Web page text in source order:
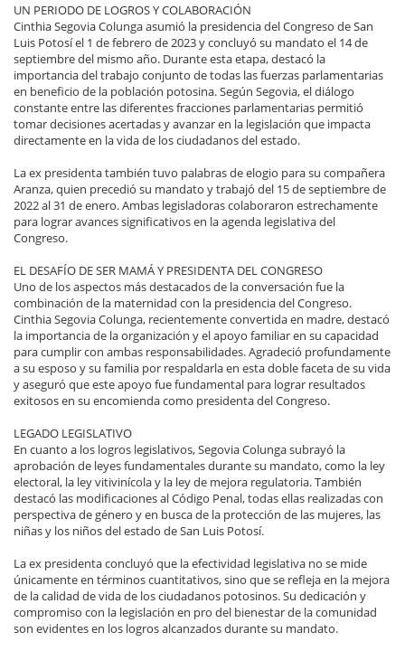
UN PERIODO DE LOGROS Y COLABORACIÓN
Cinthia Segovia Colunga asumió la presidencia del Congreso de San
Luis Potosí el 1 de febrero de 2023 y concluyó su mandato el 14 de
septiembre del mismo año. Durante esta etapa, destacó la
importancia del trabajo conjunto de todas las fuerzas parlamentarias
en beneficio de la población potosina. Según Segovia, el diálogo
constante entre las diferentes fracciones parlamentarias permitió
tomar decisiones acertadas y avanzar en la legislación que impacta
directamente en la vida de los ciudadanos del estado.
La ex presidenta también tuvo palabras de elogio para su compañera
Aranza, quien precedió su mandato y trabajó del 15 de septiembre de
2022 al 31 de enero. Ambas legisladoras colaboraron estrechamente
para lograr avances significativos en la agenda legislativa del
Congreso.
EL DESAFÍO DE SER MAMÁ Y PRESIDENTA DEL CONGRESO
Uno de los aspectos más destacados de la conversación fue la
combinación de la maternidad con la presidencia del Congreso.
Cinthia Segovia Colunga, recientemente convertida en madre, destacó
la importancia de la organización y el apoyo familiar en su capacidad
para cumplir con ambas responsabilidades. Agradeció profundamente
a su esposo y su familia por respaldarla en esta doble faceta de su vida
y aseguró que este apoyo fue fundamental para lograr resultados
exitosos en su encomienda como presidenta del Congreso.
LEGADO LEGISLATIVO
En cuanto a los logros legislativos, Segovia Colunga subrayó la
aprobación de leyes fundamentales durante su mandato, como la ley
electoral, la ley vitivinícola y la ley de mejora regulatoria. También
destacó las modificaciones al Código Penal, todas ellas realizadas con
perspectiva de género y en busca de la protección de las mujeres, las
niñas y los niños del estado de San Luis Potosí.
La ex presidenta concluyó que la efectividad legislativa no se mide
únicamente en términos cuantitativos, sino que se refleja en la mejora
de la calidad de vida de los ciudadanos potosinos. Su dedicación y
compromiso con la legislación en pro del bienestar de la comunidad
son evidentes en los logros alcanzados durante su mandato.